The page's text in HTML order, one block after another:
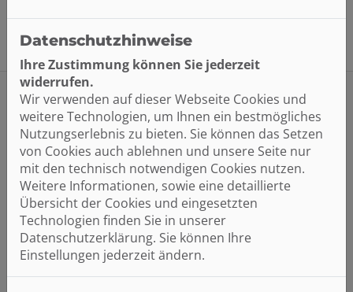
Ihre mögliche Förderhöhe
30 % Grundförderung
zusätzliche Einkommensboni
Datenschutzhinweise
Ihre Zustimmung können Sie jederzeit
widerrufen.
Wir verwenden auf dieser Webseite Cookies und
weitere Technologien, um Ihnen ein bestmögliches
Nutzungserlebnis zu bieten. Sie können das Setzen
von Cookies auch ablehnen und unsere Seite nur
mit den technisch notwendigen Cookies nutzen.
Weitere Informationen, sowie eine detaillierte
Übersicht der Cookies und eingesetzten
Technologien finden Sie in unserer
Datenschutzerklärung. Sie können Ihre
Einstellungen jederzeit ändern.